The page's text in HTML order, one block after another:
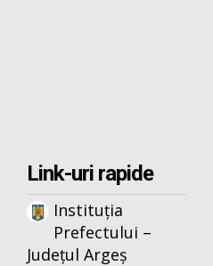
Link-uri rapide
Instituția
Prefectului –
Județul Argeș